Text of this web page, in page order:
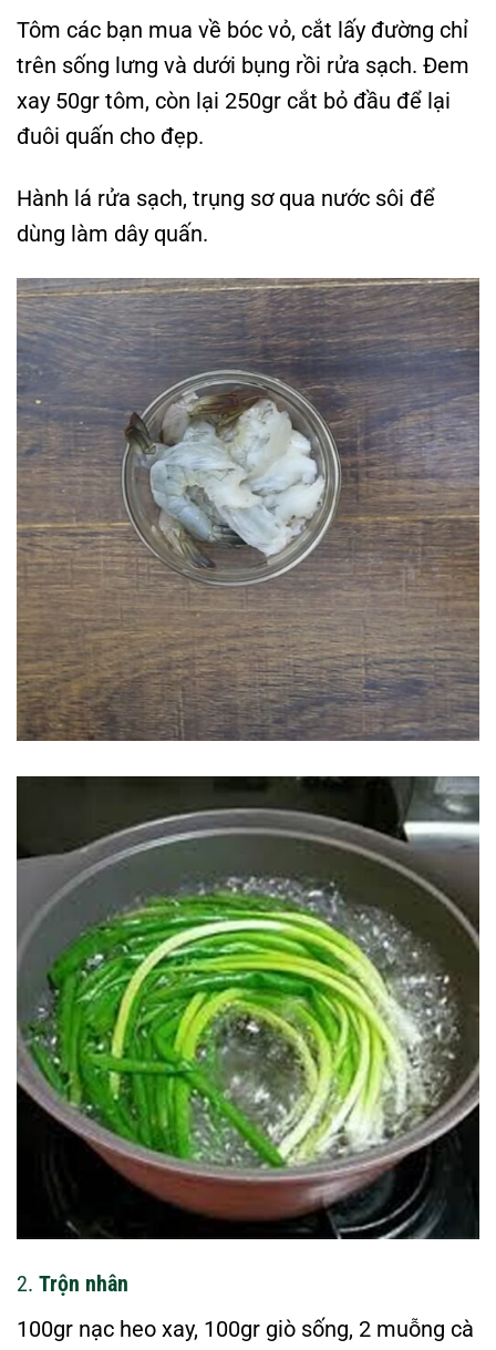
Tôm các bạn mua về bóc vỏ, cắt lấy đường chỉ
trên sống lưng và dưới bụng rồi rửa sạch. Đem
xay 50gr tôm, còn lại 250gr cắt bỏ đầu để lại
đuôi quấn cho đẹp.
Hành lá rửa sạch, trụng sơ qua nước sôi để
dùng làm dây quấn.
2. Trộn nhân
100gr nạc heo xay, 100gr giò sống, 2 muỗng cà